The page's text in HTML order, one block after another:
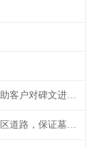
墓园指派工作人员协助客户对碑文进行描摹
工作人员定期检查园区道路，保证墓园、墓位间的道路便捷、平整